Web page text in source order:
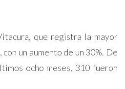
que registra la mayor
un aumento de un 30%. De
ocho meses, 310 fueron